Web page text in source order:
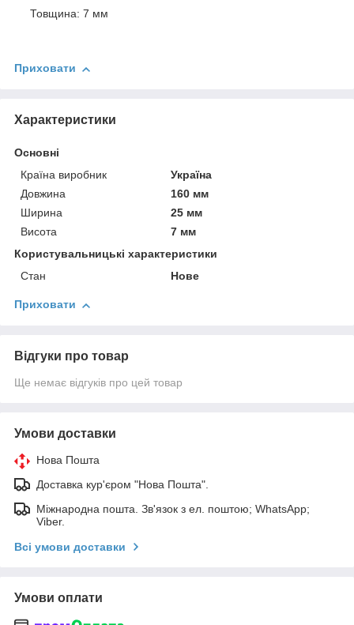
Товщина: 7 мм
Приховати
Характеристики
Основні
Країна виробник
Україна
Довжина
160 мм
Ширина
25 мм
Висота
7 мм
Користувальницькі характеристики
Стан
Нове
Приховати
Відгуки про товар
Ще немає відгуків про цей товар
Умови доставки
Нова Пошта
Доставка кур'єром "Нова Пошта".
Міжнародна пошта. Зв'язок з ел. поштою; WhatsApp;
Viber.
Всі умови доставки
Умови оплати